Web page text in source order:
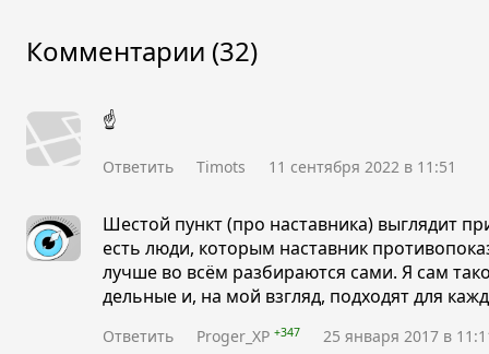
Комментарии (32)
☝
Ответить Timots 11 сентября 2022 в 11:51
Шестой пункт (про наставника) выглядит
есть люди, которым наставник
лучше во всём разбираются сами. Я сам
дельные и, на мой взгляд, подходят для
Ответить Proger_XP +347 25 января 2017 в